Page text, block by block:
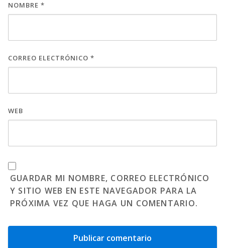
NOMBRE *
CORREO ELECTRÓNICO *
WEB
GUARDAR MI NOMBRE, CORREO ELECTRÓNICO
Y SITIO WEB EN ESTE NAVEGADOR PARA LA
PRÓXIMA VEZ QUE HAGA UN COMENTARIO.